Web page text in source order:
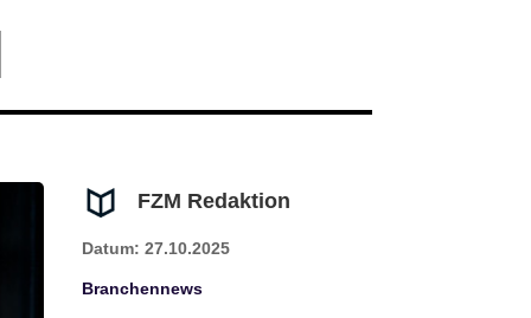
FZM Redaktion
Datum: 27.10.2025
Branchennews